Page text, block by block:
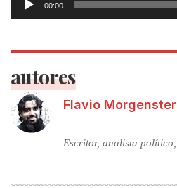
00:00
autores
Flavio
Escritor, analista